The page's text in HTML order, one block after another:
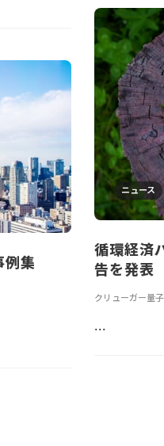
ニュース
循環経済
告を発表
クリューガー量子
...
例集